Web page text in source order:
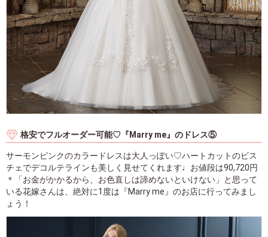
格安でフルオーダー可能♡『Marry me』のドレス⑤
サーモンピンクのカラードレスは大人っぽい♡ハートカットのビス
チェでデコルテラインも美しく見せてくれます♩お値段は90,720円
＊「お金がかかるから、お色直しは諦めないといけない」と思って
いる花嫁さんは、絶対に1度は『Marry me』のお店に行ってみまし
ょう！